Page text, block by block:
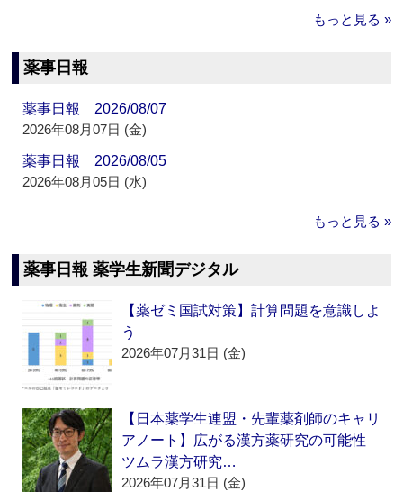
もっと見る »
薬事日報
薬事日報 2026/08/07
2026年08月07日 (金)
薬事日報 2026/08/05
2026年08月05日 (水)
もっと見る »
薬事日報 薬学生新聞デジタル
【薬ゼミ国試対策】計算問題を意識しよ
う
2026年07月31日 (金)
【日本薬学生連盟・先輩薬剤師のキャリ
アノート】広がる漢方薬研究の可能性
ツムラ漢方研究…
2026年07月31日 (金)